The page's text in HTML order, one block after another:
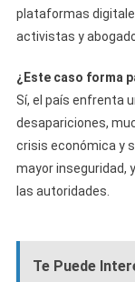
plataformas
activistas y
¿Este caso forma
Sí, el país enfrenta
desapariciones,
crisis económica y
mayor inseguridad,
las autoridades.
Te Puede